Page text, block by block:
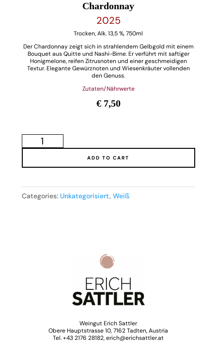
Chardonnay
2025
Trocken, Alk. 13,5 %, 750ml
Der Chardonnay zeigt sich in strahlendem Gelbgold mit einem
Bouquet aus Quitte und Nashi-Birne. Er verführt mit saftiger
Honigmelone, reifen Zitrusnoten und einer geschmeidigen
Textur. Elegante Gewürznoten und Wiesenkräuter vollenden
den Genuss.
Zutaten/Nährwerte
€ 7,50
ADD TO CART
Categories: Unkategorisiert, Weiß
Weingut Erich Sattler
Obere Hauptstrasse 10, 7162 Tadten, Austria
Tel. +43 2176 28182, erich@erichsattler.at